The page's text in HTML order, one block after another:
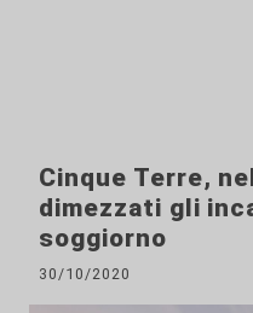
Cinque Terre,
dimezzati gli
soggiorno
30/10/2020